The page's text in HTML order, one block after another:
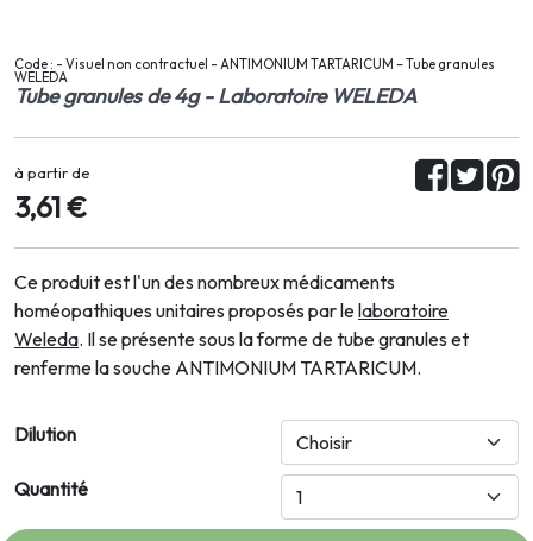
Code : - Visuel non contractuel - ANTIMONIUM TARTARICUM – Tube granules
WELEDA
Tube granules de 4g - Laboratoire WELEDA
à partir de
3,61 €
Ce produit est l'un des nombreux médicaments
homéopathiques unitaires proposés par lelaboratoire
Weleda. Il se présente sous la forme de tube granules et
renferme la souche ANTIMONIUM TARTARICUM.
Dilution
Quantité